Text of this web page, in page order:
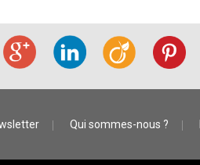
Qui sommes-nous ?